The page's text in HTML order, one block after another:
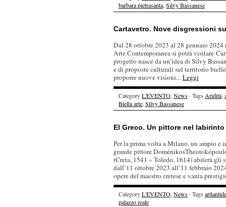
barbara pietrasanta, Silvy Bassanese
Cartavetro. Nove disgressioni
Dal 28 ottobre 2023 al 28 gennaio
Arte Contemporanea si potrà visitare
progetto nasce da un’idea di Silvy
e di proposte culturali sul territorio
proporre nuove visioni... Leggi
CategoryL'EVENTO, News · Tags Aridità,
Biella arte, Silvy Bassanese
El Greco. Un pittore nel labirinto
Per la prima volta a Milano, un ampio e
grande pittore
(Creta, 1541 – Toledo, 1614) abiterà gli
dall’11 ottobre 2023 all’11 febbraio
opere del maestro cretese e vanta
CategoryL'EVENTO, News · Tags artlantide
palazzo reale